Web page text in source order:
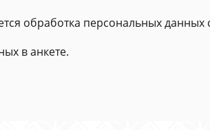
обработка персональных данных
в анкете.